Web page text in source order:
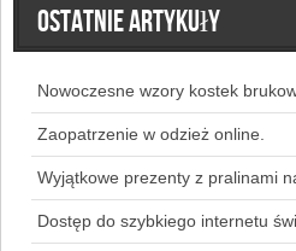
Ostatnie artykuły
Nowoczesne wzory kostek
Zaopatrzenie w odzież online.
Wyjątkowe prezenty z pralinami
Dostęp do szybkiego internetu